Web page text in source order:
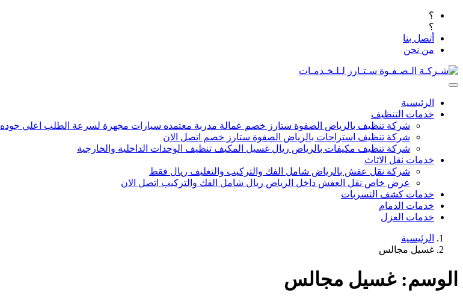
؟
؟
أتصل بنا
من نحن
الرئيسية
خدمات التنظيف
شركة تنظيف بالرياض الصفوة ستارز خصم عمالة مدربة معتمده سيارات مجهزة لسرعة الطلب اعلي جوده
شركة تنظيف استراحات بالرياض الصفوة ستارز خصم اتصل الان
شركة تنظيف مكيفات بالرياض ريال غسيل المكيف تنظيف الوحدات الداخلية والخارجية
خدمات نقل الاثاث
شركة نقل عفش بالرياض شامل الفك والتركيب والتغليف ريال فقط
عرض خاص نقل العفش داخل الرياض ريال شامل الفك والتركيب اتصل الان
خدمات كشف التسربات
خدمات الدمام
خدمات العزل
الرئيسية
غسيل مجالس
الوسم:غسيل مجالس